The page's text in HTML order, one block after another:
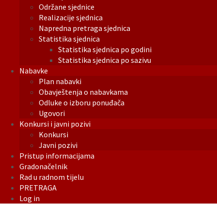
Održane sjednice
Realizacije sjednica
Napredna pretraga sjednica
Statistika sjednica
Statistika sjednica po godini
Statistika sjednica po sazivu
Nabavke
Plan nabavki
Obavještenja o nabavkama
Odluke o izboru ponuđača
Ugovori
Konkursi i javni pozivi
Konkursi
Javni pozivi
Pristup informacijama
Gradonačelnik
Rad u radnom tijelu
PRETRAGA
Log in